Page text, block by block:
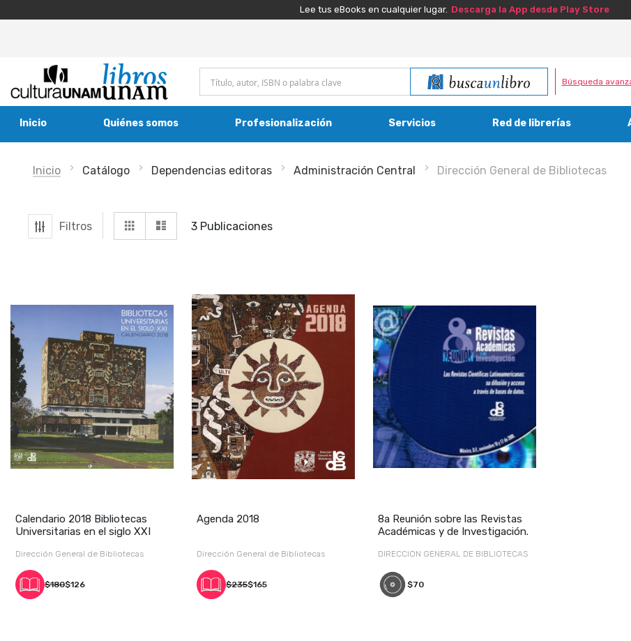
Lee tus eBooks en cualquier lugar. Descarga la App desde Play Store
Búsqueda
Inicio Quiénes somos Profesionalización Servicios Red de librerías
Inicio Catálogo Dependencias editoras Administración Central Dirección General de Bibliotecas
Filtros
Ver
como
Grilla Lista3 Publicaciones
Calendario 2018 Bibliotecas
Universitarias en el siglo XXI
Dirección General de Bibliotecas
$180$126
Agenda 2018
Dirección General de Bibliotecas
$235$165
8a Reunión sobre las Revistas
Académicas y de Investigación.
DIRECCION GENERAL DE BIBLIOTECAS
$70